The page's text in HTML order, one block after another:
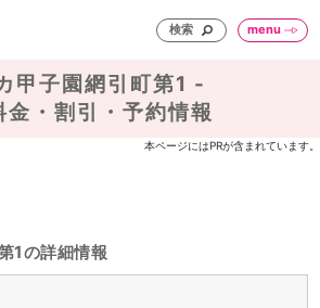
検索 menu
甲子園網引町第1 -
金・割引・予約情報
本ページにはPRが含まれています。
1の詳細情報